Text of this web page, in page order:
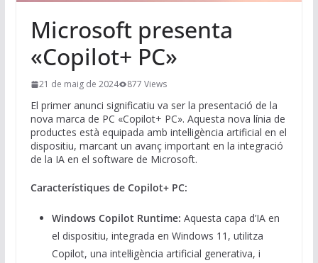
Microsoft presenta
«Copilot+ PC»
21 de maig de 2024 877 Views
El primer anunci significatiu va ser la presentació de la
nova marca de PC «Copilot+ PC». Aquesta nova línia de
productes està equipada amb intel·ligència artificial en el
dispositiu, marcant un avanç important en la integració
de la IA en el software de Microsoft.
Característiques de Copilot+ PC:
Windows Copilot Runtime: Aquesta capa d’IA en
el dispositiu, integrada en Windows 11, utilitza
Copilot, una intel·ligència artificial generativa, i